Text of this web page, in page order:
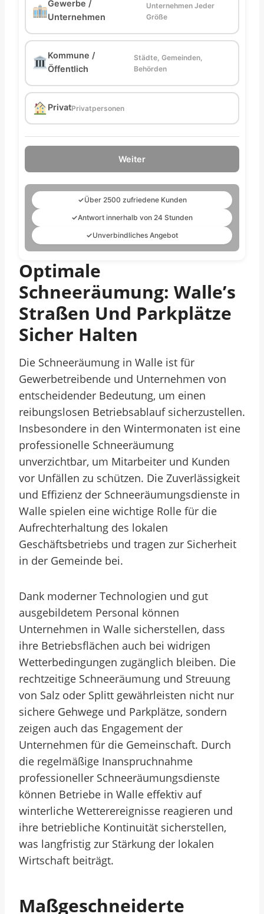
Gewerbe /
Unternehmen
Unternehmen Jeder
Größe
Kommune /
Öffentlich
Städte, Gemeinden,
Behörden
PrivatPrivatpersonen
Weiter
✓Über 2500 zufriedene Kunden
✓Antwort innerhalb von 24 Stunden
✓Unverbindliches Angebot
Optimale
Schneeräumung: Walle’s
Straßen Und Parkplätze
Sicher Halten
Die Schneeräumung in Walle ist für
Gewerbetreibende und Unternehmen von
entscheidender Bedeutung, um einen
reibungslosen Betriebsablauf sicherzustellen.
Insbesondere in den Wintermonaten ist eine
professionelle Schneeräumung
unverzichtbar, um Mitarbeiter und Kunden
vor Unfällen zu schützen. Die Zuverlässigkeit
und Effizienz der Schneeräumungsdienste in
Walle spielen eine wichtige Rolle für die
Aufrechterhaltung des lokalen
Geschäftsbetriebs und tragen zur Sicherheit
in der Gemeinde bei.
Dank moderner Technologien und gut
ausgebildetem Personal können
Unternehmen in Walle sicherstellen, dass
ihre Betriebsflächen auch bei widrigen
Wetterbedingungen zugänglich bleiben. Die
rechtzeitige Schneeräumung und Streuung
von Salz oder Splitt gewährleisten nicht nur
sichere Gehwege und Parkplätze, sondern
zeigen auch das Engagement der
Unternehmen für die Gemeinschaft. Durch
die regelmäßige Inanspruchnahme
professioneller Schneeräumungsdienste
können Betriebe in Walle effektiv auf
winterliche Wetterereignisse reagieren und
ihre betriebliche Kontinuität sicherstellen,
was langfristig zur Stärkung der lokalen
Wirtschaft beiträgt.
Maßgeschneiderte